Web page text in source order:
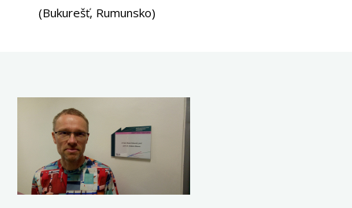
(Bukurešť, Rumunsko)